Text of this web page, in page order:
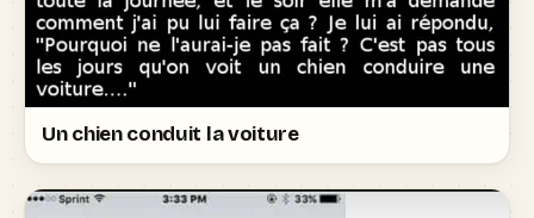
Un chien conduit la voiture